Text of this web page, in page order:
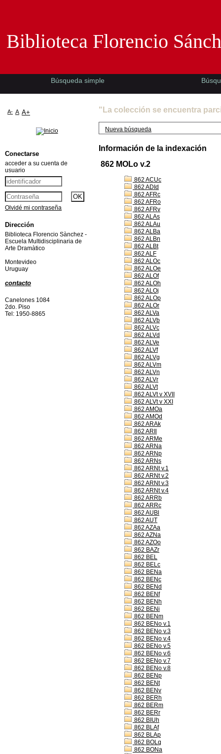
"La colección se encuentra
Nueva búsqueda
Información de la indexación
862 MOLo v.2
862 ACUc
862 ADId
862 AFRc
862 AFRo
862 AFRv
862 ALAs
862 ALAu
862 ALBa
862 ALBn
862 ALBt
862 ALF
862 ALOc
862 ALOe
862 ALOf
862 ALOh
862 ALOj
862 ALOp
862 ALOr
862 ALVa
862 ALVb
862 ALVc
862 ALVd
862 ALVe
862 ALVf
862 ALVg
862 ALVm
862 ALVn
862 ALVr
862 ALVt
862 ALVt v XVII
862 ALVt v XXI
862 AMOa
862 AMOd
862 ARAk
862 ARIl
862 ARMe
862 ARNa
862 ARNp
862 ARNs
862 ARNt v.1
862 ARNt v.2
862 ARNt v.3
862 ARNt v.4
862 ARRb
862 ARRc
862 AUBl
862 AUT
862 AZAa
862 AZNa
862 AZOo
862 BAZr
862 BEL
862 BELc
862 BENa
862 BENc
862 BENd
862 BENf
862 BENh
862 BENi
862 BENm
862 BENo v.1
862 BENo v.3
862 BENo v.4
862 BENo v.5
862 BENo v.6
862 BENo v.7
862 BENo v.8
862 BENp
862 BENt
862 BENv
862 BERh
862 BERm
862 BERr
862 BIUh
862 BLAf
862 BLAp
862 BOLq
862 BONa
Biblioteca Florencio
Búsqueda simple
A- A A+
Conectarse
acceder a su cuenta de
usuario
Olvidé mi contraseña
Dirección
Biblioteca Florencio Sànchez -
Escuela Multidisciplinaria de
Arte Dramàtico
Montevideo
Uruguay
contacto
Canelones 1084
2do. Piso
Tel: 1950-8865